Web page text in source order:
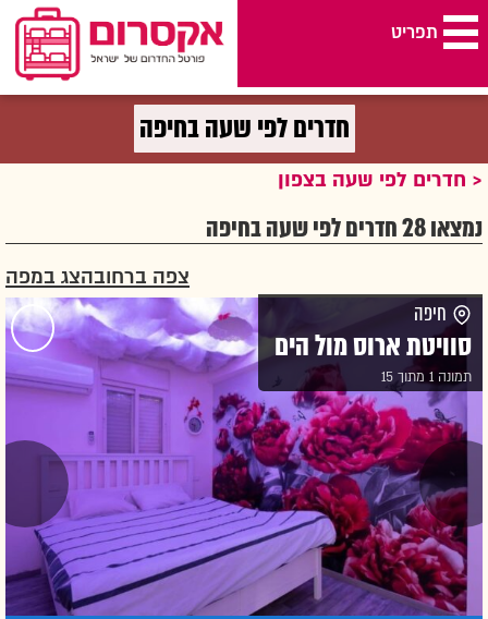
תפריט
חדרים לפי שעה בחיפה
חדרים לפי שעה בחיפה
חדרים לפי שעה בצפון
נמצאו 28 חדרים לפי שעה בחיפה
צפה ברחובהצג במפה
חיפה
סוויטת ארוס מול הים
תמונה 1 מתוך 15